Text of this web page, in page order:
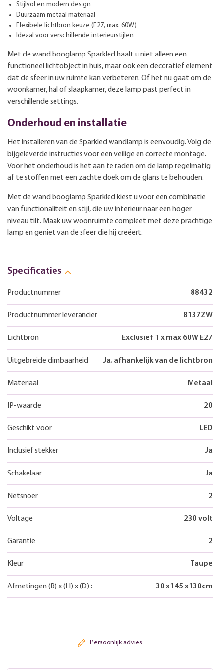
Stijlvol en modern design
Duurzaam metaal materiaal
Flexibele lichtbron keuze (E27, max. 60W)
Ideaal voor verschillende interieurstijlen
Met de wand booglamp Sparkled haalt u niet alleen een
functioneel lichtobject in huis, maar ook een decoratief element
dat de sfeer in uw ruimte kan verbeteren. Of het nu gaat om de
woonkamer, hal of slaapkamer, deze lamp past perfect in
verschillende settings.
Onderhoud en installatie
Het installeren van de Sparkled wandlamp is eenvoudig. Volg de
bijgeleverde instructies voor een veilige en correcte montage.
Voor het onderhoud is het aan te raden om de lamp regelmatig
af te stoffen met een zachte doek om de glans te behouden.
Met de wand booglamp Sparkled kiest u voor een combinatie
van functionaliteit en stijl, die uw interieur naar een hoger
niveau tilt. Maak uw woonruimte compleet met deze prachtige
lamp en geniet van de sfeer die hij creëert.
Specificaties
Productnummer 88432
Productnummer leverancier 8137ZW
Lichtbron Exclusief 1 x max 60W E27
Uitgebreide dimbaarheid Ja, afhankelijk van de lichtbron
Materiaal Metaal
IP-waarde 20
Geschikt voor LED
Inclusief stekker Ja
Schakelaar Ja
Netsnoer 2
Voltage 230 volt
Garantie 2
Kleur Taupe
Afmetingen (B) x(H) x(D) : 30 x145 x130cm
Persoonlijk advies